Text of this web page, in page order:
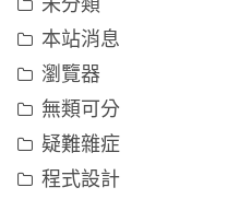
本站消息
瀏覽器
無類可分
疑難雜症
程式設計